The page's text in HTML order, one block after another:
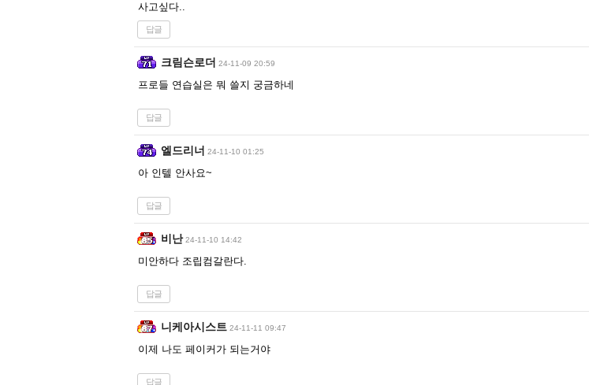
사고싶다..
답글
크림슨로더 24-11-09 20:59
프로들 연습실은 뭐 쓸지 궁금하네
답글
엘드리너 24-11-10 01:25
아 인텔 안사요~
답글
비난 24-11-10 14:42
미안하다 조립컴갈란다.
답글
니케아시스트 24-11-11 09:47
이제 나도 페이커가 되는거야
답글